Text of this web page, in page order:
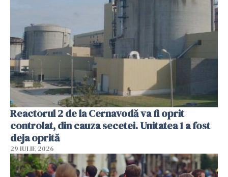
Reactorul 2 de la Cernavodă va fi oprit
controlat, din cauza secetei. Unitatea 1 a fost
deja oprită
29 IULIE 2026